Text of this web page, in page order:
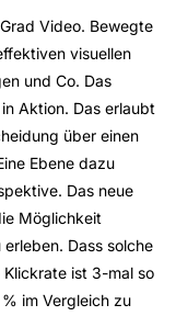
Video. Bewegte
visuellen
und Co. Das
Aktion. Das erlaubt
über einen
Ebene dazu
Das neue
Möglichkeit
Dass solche
ist 3-mal so
im Vergleich zu